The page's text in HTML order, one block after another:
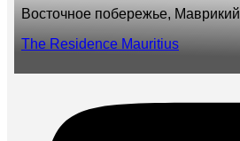
Восточное побережье, Маврикий
The Residence Mauritius